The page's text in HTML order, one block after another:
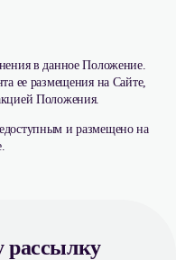
в данное Положение.
ее размещения на Сайте,
Положения.
и размещено на
рассылку